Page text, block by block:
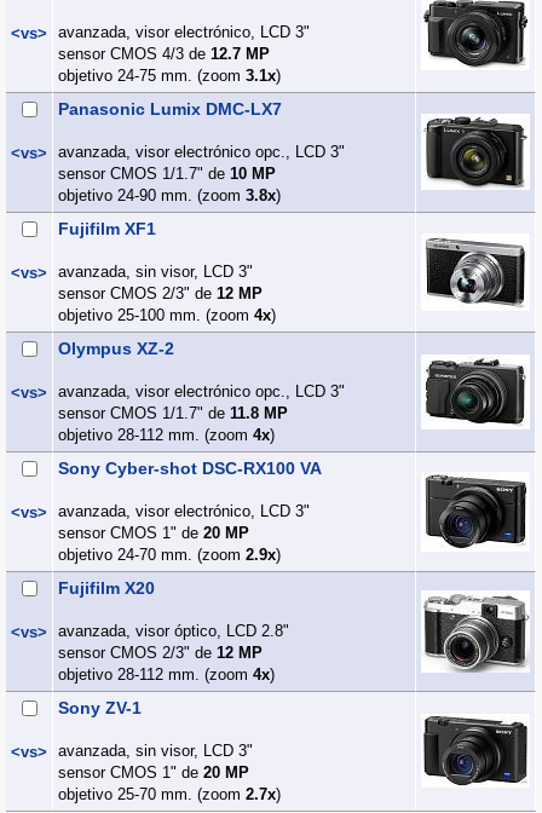
<vs>
avanzada, visor electrónico, LCD 3"
sensor CMOS 4/3 de 12.7 MP
objetivo 24-75 mm. (zoom 3.1x)
<vs>
Panasonic Lumix DMC-LX7
avanzada, visor electrónico opc., LCD 3"
sensor CMOS 1/1.7" de 10 MP
objetivo 24-90 mm. (zoom 3.8x)
<vs>
Fujifilm XF1
avanzada, sin visor, LCD 3"
sensor CMOS 2/3" de 12 MP
objetivo 25-100 mm. (zoom 4x)
<vs>
Olympus XZ-2
avanzada, visor electrónico opc., LCD 3"
sensor CMOS 1/1.7" de 11.8 MP
objetivo 28-112 mm. (zoom 4x)
<vs>
Sony Cyber-shot DSC-RX100 VA
avanzada, visor electrónico, LCD 3"
sensor CMOS 1" de 20 MP
objetivo 24-70 mm. (zoom 2.9x)
<vs>
Fujifilm X20
avanzada, visor óptico, LCD 2.8"
sensor CMOS 2/3" de 12 MP
objetivo 28-112 mm. (zoom 4x)
<vs>
Sony ZV-1
avanzada, sin visor, LCD 3"
sensor CMOS 1" de 20 MP
objetivo 25-70 mm. (zoom 2.7x)